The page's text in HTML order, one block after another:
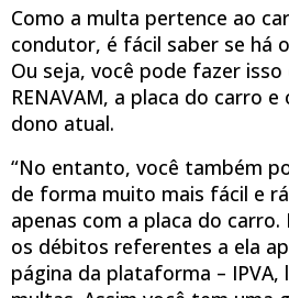
Como a multa pertence ao
condutor, é fácil saber se há
Ou seja, você pode fazer
RENAVAM, a placa do carro e
dono atual.
“No entanto, você também
de forma muito mais fácil e
apenas com a placa do
os débitos referentes a ela
página da plataforma – IPVA,